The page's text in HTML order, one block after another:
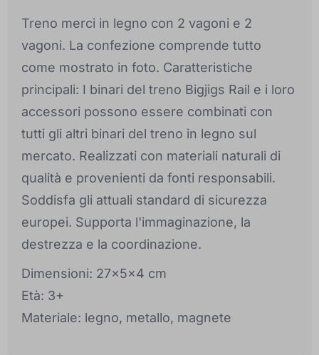
Treno merci in legno con 2 vagoni e 2
vagoni. La confezione comprende tutto
come mostrato in foto. Caratteristiche
principali: I binari del treno Bigjigs Rail e i loro
accessori possono essere combinati con
tutti gli altri binari del treno in legno sul
mercato. Realizzati con materiali naturali di
qualità e provenienti da fonti responsabili.
Soddisfa gli attuali standard di sicurezza
europei. Supporta l'immaginazione, la
destrezza e la coordinazione.
Dimensioni: 27x5x4 cm
Età: 3+
Materiale: legno, metallo, magnete